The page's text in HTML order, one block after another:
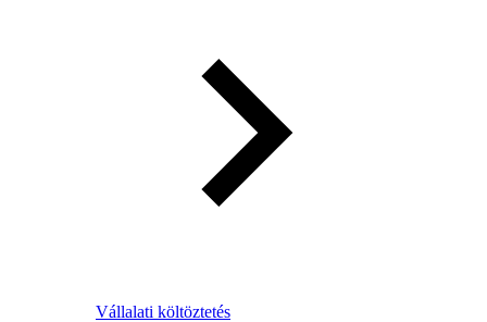
Vállalati költöztetés